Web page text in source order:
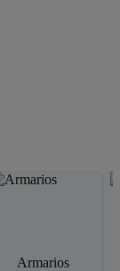
Armarios